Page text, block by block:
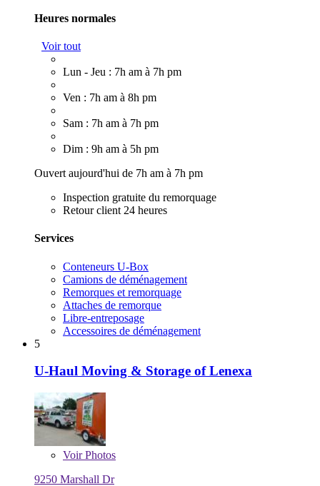
Heures normales
Voir tout
Lun - Jeu : 7h am à 7h pm
Ven : 7h am à 8h pm
Sam : 7h am à 7h pm
Dim : 9h am à 5h pm
Ouvert aujourd'hui de 7h am à 7h pm
Inspection gratuite du remorquage
Retour client 24 heures
Services
Conteneurs U-Box
Camions de déménagement
Remorques et remorquage
Attaches de remorque
Libre-entreposage
Accessoires de déménagement
5
U-Haul Moving & Storage of Lenexa
VoirPhotos
9250 Marshall Dr